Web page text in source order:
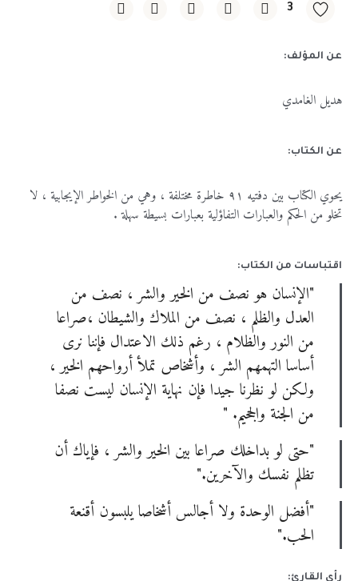
3
عن المؤلف:
هديل الغامدي
عن الكتاب:
يحوي الكتاب بين دفتيه ٩١ خاطرة مختلفة ، وهي من الخواطر الإيجابية ، لا
تخلو من الحكم والعبارات التفاؤلية بعبارات بسيطة سهلة .
اقتباسات من الكتاب:
"الإنسان هو نصف من الخير والشر ، نصف من
العدل والظلم ، نصف من الملاك والشيطان ،صراعا
من النور والظلام ، رغم ذلك الاعتدال فإننا نرى
أساسا التهمهم الشر ، وأشخاص تملأ أرواحهم الخير ،
ولكن لو نظرنا جيدا فإن نهاية الإنسان ليست نصفا
من الجنة والجحيم. "
"حتى لو بداخلك صراعا بين الخير والشر ، فإياك أن
تظلم نفسك والآخرين."
"أفضل الوحدة ولا أجالس أشخاصا يلبسون أقنعة
الحب."
رأي القارئ: